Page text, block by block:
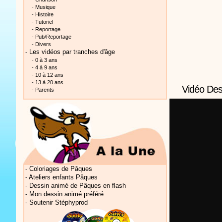
Vidéo
- Musique
- Histoire
- Tutoriel
- Reportage
- Pub/Reportage
- Divers
- Les vidéos par tranches d'âge
- 0 à 3 ans
- 4 à 9 ans
- 10 à 12 ans
- 13 à 20 ans
- Parents
- Coloriages de Pâques
- Ateliers enfants Pâques
- Dessin animé de Pâques en flash
- Mon dessin animé préféré
- Soutenir Stéphyprod